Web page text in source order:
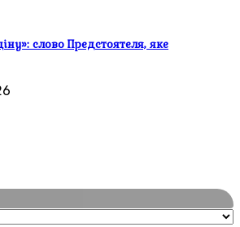
слово Предстоятеля, яке